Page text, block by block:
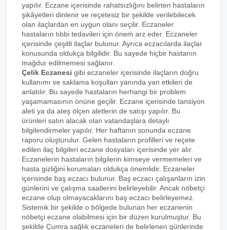
yapılır. Eczane içerisinde rahatsızlığını belirten hastaların
şikâyetleri dinlenir ve reçetesiz bir şekilde verilebilecek
olan ilaçlardan en uygun olanı seçilir. Eczaneler
hastaların tıbbi tedavileri için önem arz eder. Eczaneler
içerisinde çeşitli ilaçlar bulunur. Ayrıca eczacılarda ilaçlar
konusunda oldukça bilgilidir. Bu sayede hiçbir hastanın
mağdur edilmemesi sağlanır.
Çelik Eczanesi gibi eczaneler içerisinde ilaçların doğru
kullanımı ve saklama koşulları yanında yan etkileri de
anlatılır. Bu sayede hastaların herhangi bir problem
yaşamamasının önüne geçilir. Eczane içerisinde tansiyon
aleti ya da ateş ölçen aletlerin de satışı yapılır. Bu
ürünleri satın alacak olan vatandaşlara detaylı
bilgilendirmeler yapılır. Her haftanın sonunda eczane
raporu oluşturulur. Gelen hastaların profilleri ve reçete
edilen ilaç bilgileri eczane dosyaları içerisinde yer alır.
Eczanelerin hastaların bilgilerin kimseye vermemeleri ve
hasta gizliğini korumaları oldukça önemlidir. Eczaneler
içerisinde baş eczacı bulunur. Baş eczacı çalışanların izin
günlerini ve çalışma saatlerini belirleyebilir. Ancak nöbetçi
eczane olup olmayacaklarını baş eczacı belirleyemez.
Sistemik bir şekilde o bölgede bulunan her eczanenin
nöbetçi eczane olabilmesi için bir düzen kurulmuştur. Bu
şekilde Çumra sağlık eczaneleri de belirlenen günlerinde